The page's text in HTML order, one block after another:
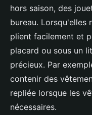
hors saison, des
bureau. Lorsqu'elles
plient facilement et
placard ou sous un
précieux. Par
contenir des
repliée lorsque les
nécessaires.